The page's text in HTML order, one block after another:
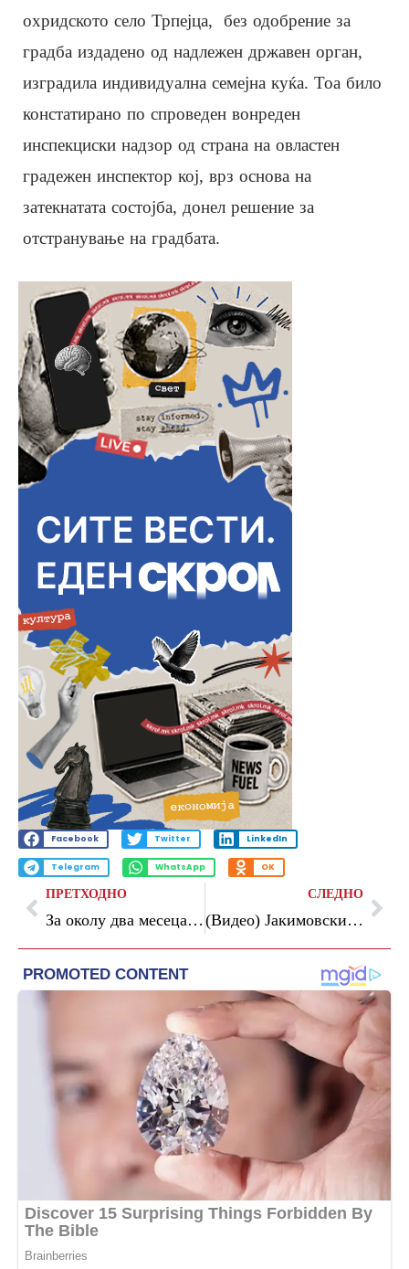
охридското село Трпејца, без одобрение за
градба издадено од надлежен државен орган,
изградила индивидуална семејна куќа. Тоа било
констатирано по спроведен вонреден
инспекциски надзор од страна на овластен
градежен инспектор кој, врз основа на
затекнатата состојба, донел решение за
отстранување на градбата.
Facebook Twitter LinkedIn
Telegram WhatsApp OK
ПРЕТХОДНО
За околу два месеца ќе имаме целосно нов, модерен аеродром во Охрид, кажа Николоски
СЛЕДНО
(Видео) Јакимовски: Лукровски требаше да се јави на работа на 30 мај, Инспекторатот да му го провери боледувањето